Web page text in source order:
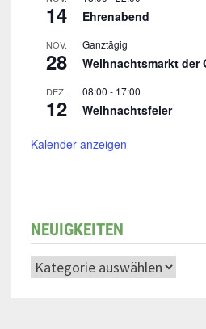
14 Ehrenabend
NOV.
28
Ganztägig
Weihnachtsmarkt der
DEZ.
12
08:00 - 17:00
Weihnachtsfeier
Kalender anzeigen
NEUIGKEITEN